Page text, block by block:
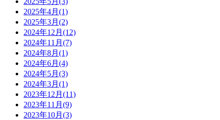
2025年4月(1)
2025年3月(2)
2024年12月(12)
2024年11月(7)
2024年8月(1)
2024年6月(4)
2024年5月(3)
2024年3月(1)
2023年12月(11)
2023年11月(9)
2023年10月(3)